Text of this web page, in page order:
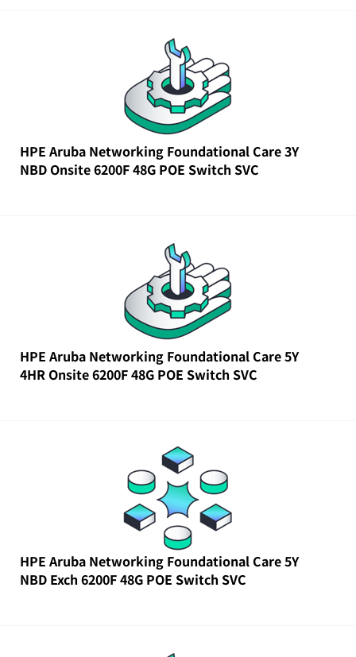
HPE Aruba Networking Foundational Care 3Y
NBD Onsite 6200F 48G POE Switch SVC
HPE Aruba Networking Foundational Care 5Y
4HR Onsite 6200F 48G POE Switch SVC
HPE Aruba Networking Foundational Care 5Y
NBD Exch 6200F 48G POE Switch SVC